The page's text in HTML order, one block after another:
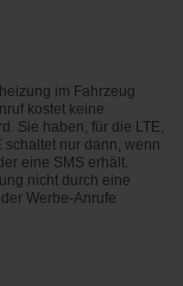
im Fahrzeug
kostet keine
Sie haben, für die LTE,
schaltet nur dann, wenn
eine SMS erhält.
nicht durch eine
Werbe-Anrufe